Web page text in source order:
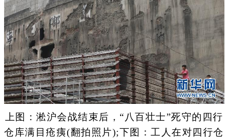
上图：淞沪会战结束后，“八百壮士”死守的四行
仓库满目疮痍(翻拍照片);下图：工人在对四行仓